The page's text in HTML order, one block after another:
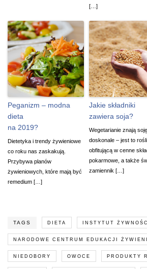
[…]
Peganizm – modna
dieta
na 2019?
Dietetyka i trendy żywieniowe
co roku nas zaskakują.
Przybywa planów
żywieniowych, które mają być
remedium […]
Jakie składniki
zawiera soja?
Wegetarianie znają soję
doskonale – jest to
obfitującą w cenne
pokarmowe, a także
zamiennik […]
TAGS DIETA INSTYTUT
NARODOWE CENTRUM EDUKACJI
NIEDOBORY OWOCE PRODUKTY